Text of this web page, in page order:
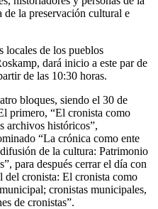
de la preservación cultural e
locales de los pueblos
dará inicio a este par de
de las 10:30 horas.
bloques, siendo el 30 de
primero, “El cronista como
archivos históricos”,
“La crónica como ente
de la cultura: Patrimonio
para después cerrar el día con
del cronista: El cronista como
cronistas municipales,
de cronistas”.